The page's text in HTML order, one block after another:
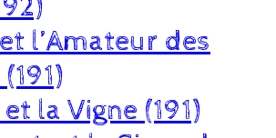
l’Amateur des
la Vigne (191)